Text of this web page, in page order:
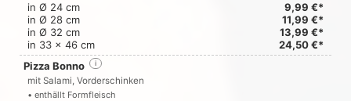
in Ø 24 cm
9,99 €*
in Ø 28 cm
11,99 €*
in Ø 32 cm
13,99 €*
in 33 x 46 cm
24,50 €*
Pizza Bonno
i
mit Salami, Vorderschinken
• enthällt Formfleisch